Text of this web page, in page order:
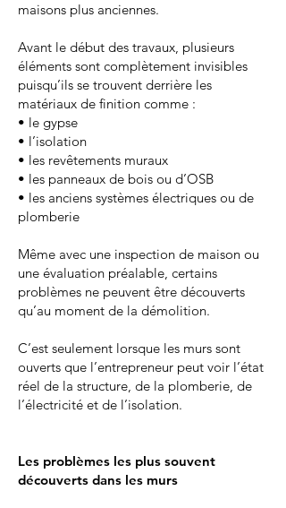
maisons plus anciennes.
Avant le début des travaux, plusieurs
éléments sont complètement invisibles
puisqu’ils se trouvent derrière les
matériaux de finition comme :
• le gypse
• l’isolation
• les revêtements muraux
• les panneaux de bois ou d’OSB
• les anciens systèmes électriques ou de
plomberie
Même avec une inspection de maison ou
une évaluation préalable, certains
problèmes ne peuvent être découverts
qu’au moment de la démolition.
C’est seulement lorsque les murs sont
ouverts que l’entrepreneur peut voir l’état
réel de la structure, de la plomberie, de
l’électricité et de l’isolation.
Les problèmes les plus souvent
découverts dans les murs